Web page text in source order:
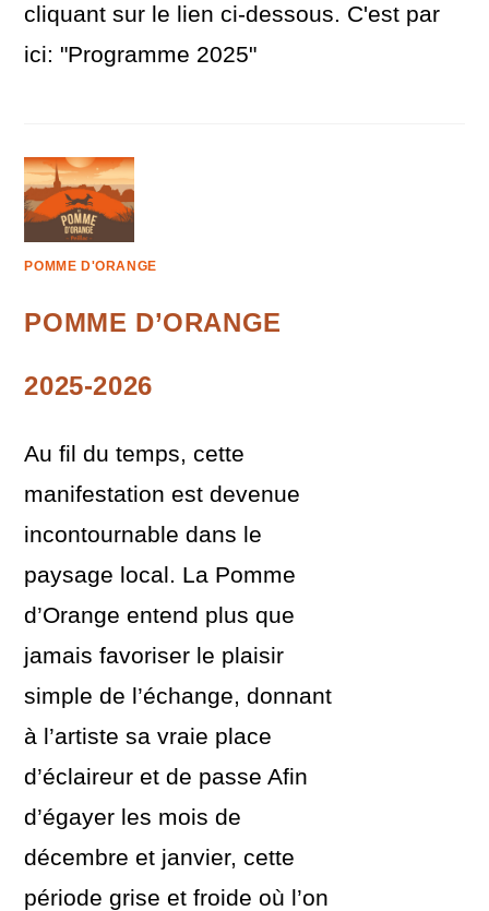
cliquant sur le lien ci-dessous. C'est par
ici: "Programme 2025"
POMME D'ORANGE
POMME D’ORANGE
2025-2026
Au fil du temps, cette
manifestation est devenue
incontournable dans le
paysage local. La Pomme
d’Orange entend plus que
jamais favoriser le plaisir
simple de l’échange, donnant
à l’artiste sa vraie place
d’éclaireur et de passe Afin
d’égayer les mois de
décembre et janvier, cette
période grise et froide où l’on